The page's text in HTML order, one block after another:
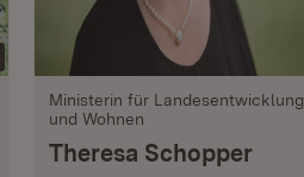
Ministerin für Landesentwicklung
und Wohnen
Theresa Schopper